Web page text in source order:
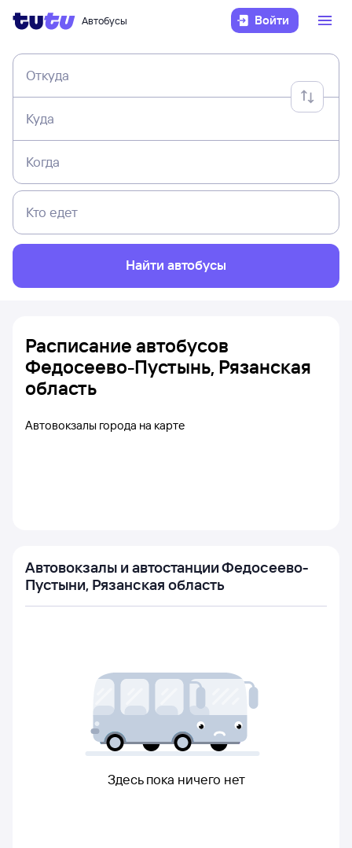
Автобусы Войти
Откуда
Куда
Когда
Кто едет
Найти автобусы
Расписание автобусов
Федосеево-Пустынь, Рязанская
область
Автовокзалы города на карте
Автовокзалы и автостанции Федосеево-
Пустыни, Рязанская область
Здесь пока ничего нет